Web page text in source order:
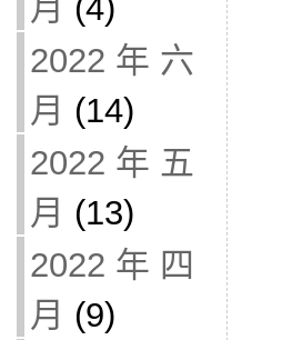
月 (4)
2022 年 六
月 (14)
2022 年 五
月 (13)
2022 年 四
月 (9)